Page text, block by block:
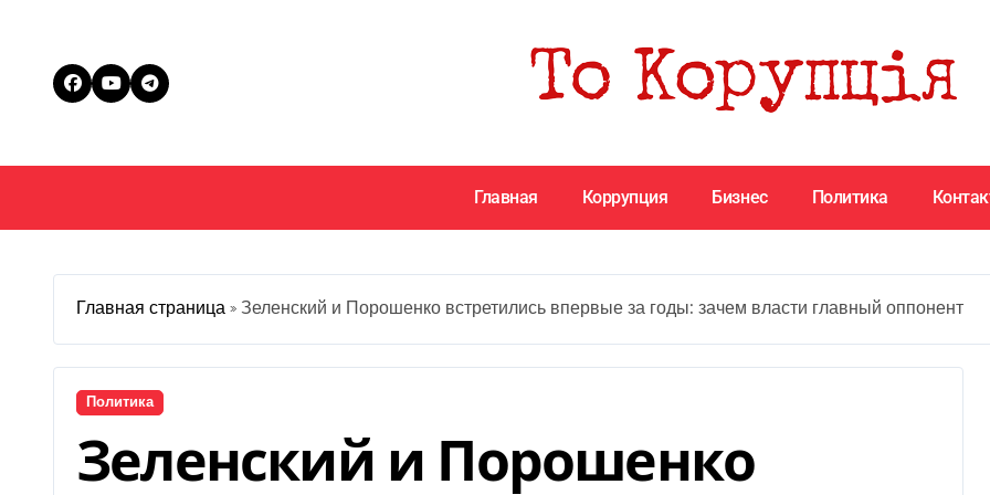
Главная Коррупция Бизнес Политика
Главная страница » Зеленский и Порошенко встретились впервые за годы: зачем власти главный оппонент
Политика
Зеленский и Порошенко